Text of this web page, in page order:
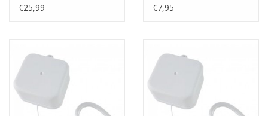
€25,99
€7,95